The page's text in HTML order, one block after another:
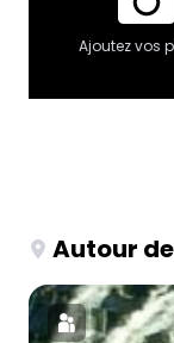
Ajoutez vos
Autour